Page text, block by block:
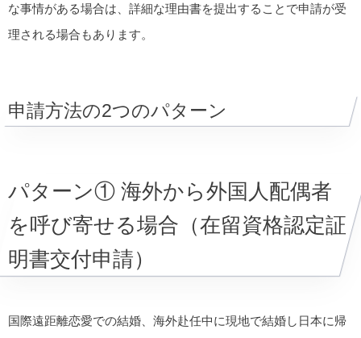
な事情がある場合は、詳細な理由書を提出することで申請が受
理される場合もあります。
申請方法の2つのパターン
パターン① 海外から外国人配偶者
を呼び寄せる場合（在留資格認定証
明書交付申請）
国際遠距離恋愛での結婚、海外赴任中に現地で結婚し日本に帰